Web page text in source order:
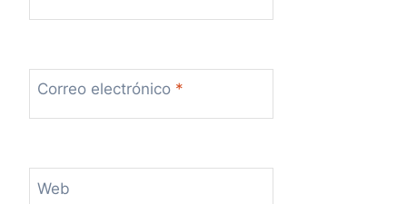
Correo electrónico *
Web